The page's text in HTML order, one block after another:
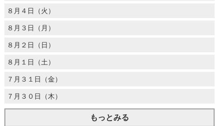
８月４日（火）
８月３日（月）
８月２日（日）
８月１日（土）
７月３１日（金）
７月３０日（木）
もっとみる